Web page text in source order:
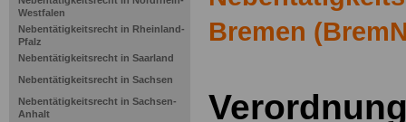
Westfalen
Nebentätigkeitsrecht in Rheinland-
Pfalz
Nebentätigkeitsrecht in Saarland
Nebentätigkeitsrecht in Sachsen
Nebentätigkeitsrecht in Sachsen-
Anhalt
Bremen